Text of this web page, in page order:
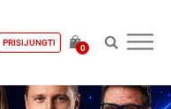
PRISIJUNGTI
0